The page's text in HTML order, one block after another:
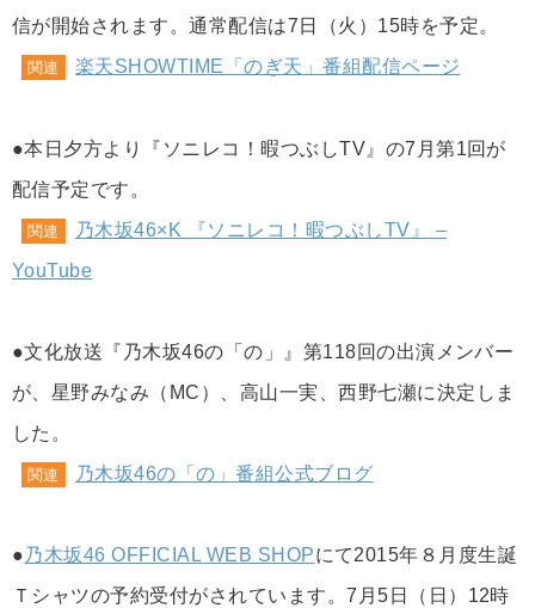
信が開始されます。通常配信は7日（火）15時を予定。
関連 楽天SHOWTIME「のぎ天」番組配信ページ
●本日夕方より『ソニレコ！暇つぶしTV』の7月第1回が
配信予定です。
関連
乃木坂46×K 『ソニレコ！暇つぶしTV』 –
YouTube
●文化放送『乃木坂46の「の」』第118回の出演メンバー
が、星野みなみ（MC）、高山一実、西野七瀬に決定しま
した。
関連 乃木坂46の「の」番組公式ブログ
●乃木坂46 OFFICIAL WEB SHOPにて2015年８月度生誕
Ｔシャツの予約受付がされています。7月5日（日）12時